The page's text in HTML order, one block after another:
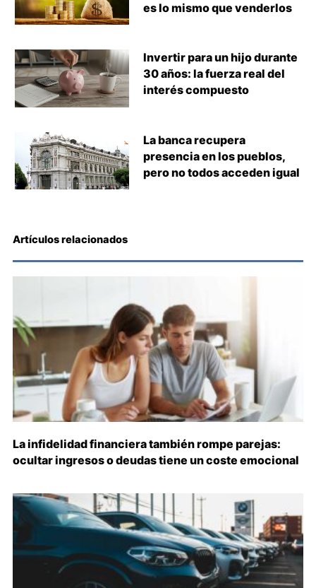
es lo mismo que venderlos
Invertir para un hijo durante
30 años: la fuerza real del
interés compuesto
La banca recupera
presencia en los pueblos,
pero no todos acceden igual
Artículos relacionados
La infidelidad financiera también rompe parejas:
ocultar ingresos o deudas tiene un coste emocional